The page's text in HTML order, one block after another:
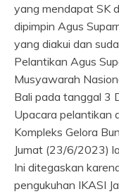
yang mendapat SK
dipimpin Agus
yang diakui dan
Pelantikan Agus
Musyawarah
Bali pada tanggal 3
Upacara pelantikan
Kompleks Gelora
Jumat (23/6/2023)
Ini ditegaskan
pengukuhan IKASI